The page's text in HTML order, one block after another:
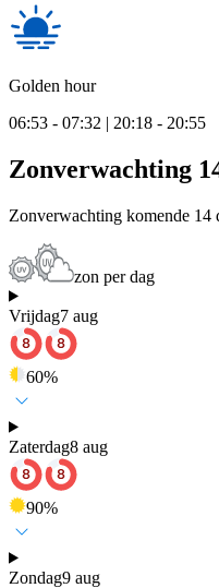
Golden hour
06:53 - 07:32 | 20:18 - 20:55
Zonverwachting
Zonverwachting komende 14
zon per dag
Vrijdag7 aug
60%
Zaterdag8 aug
90%
Zondag9 aug